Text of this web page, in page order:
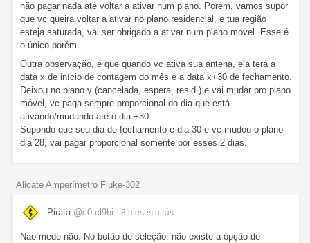
não pagar nada até voltar a ativar num plano. Porém, vamos supor
que vc queira voltar a ativar no plano residencial, e tua região
esteja saturada, vai ser obrigado a ativar num plano movel. Esse é
o único porém.
Outra observação, é que quando vc ativa sua antena, ela terá a
data x de início de contagem do mês e a data x+30 de fechamento.
Deixou no plano y (cancelada, espera, resid.) e vai mudar pro plano
móvel, vc paga sempre proporcional do dia que está
ativando/mudando ate o dia +30.
Supondo que seu dia de fechamento é dia 30 e vc mudou o plano
dia 28, vai pagar proporcional somente por esses 2 dias.
Alicate Amperímetro Fluke-302
Pirata @c0tcl9bi - 8 meses atrás
Nao mede não. No botão de seleção, não existe a opção de